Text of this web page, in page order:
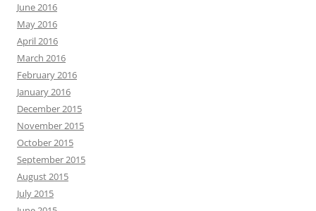
June 2016
May 2016
April 2016
March 2016
February 2016
January 2016
December 2015
November 2015
October 2015
September 2015
August 2015
July 2015